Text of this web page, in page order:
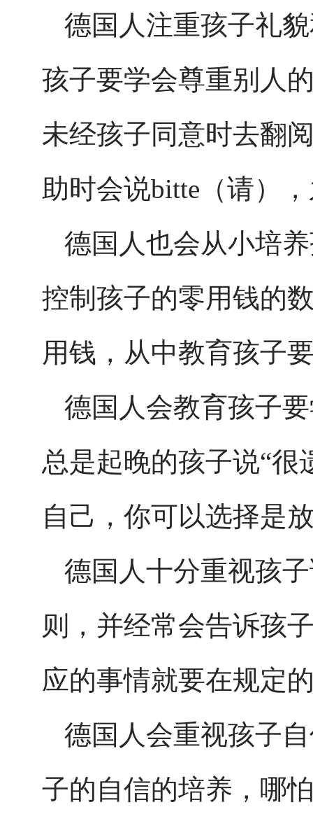
德国人注重孩子礼
孩子要学会尊重别人
未经孩子同意时去翻
助时会说bitte（请）
德国人也会从小培
控制孩子的零用钱的
用钱，从中教育孩子
德国人会教育孩子
总是起晚的孩子说“
自己，你可以选择是
德国人十分重视孩
则，并经常会告诉孩
应的事情就要在规定
德国人会重视孩子
子的自信的培养，哪